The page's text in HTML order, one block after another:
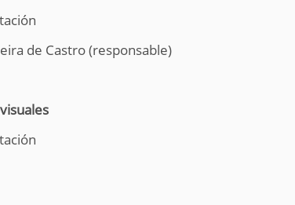
de Castro (responsable)